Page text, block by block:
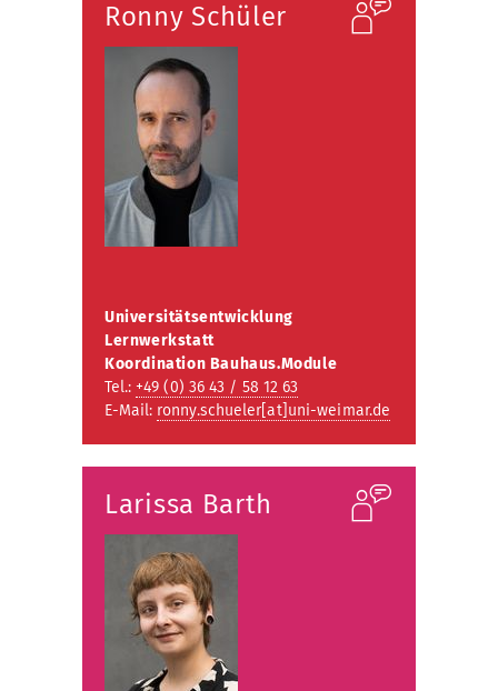
Ronny Schüler
Universitätsentwicklung
Lernwerkstatt
Koordination Bauhaus.Module
Tel.: +49 (0) 36 43 / 58 12 63
E-Mail: ronny.schueler[at]uni-weimar.de
Larissa Barth